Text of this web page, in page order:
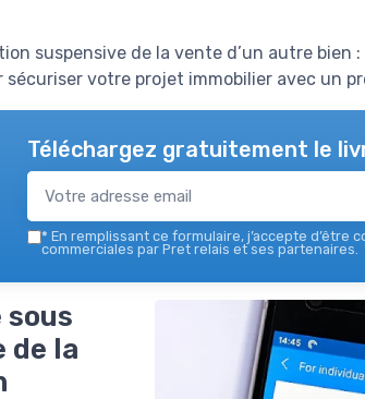
suspensive de la vente d’un autre bien
votre projet immobilier avec un
Téléchargez gratuitement le
* En remplissant ce formulaire, j’accepte d’être
commerciales par Pret relais et ses partenaires.
sous
de la